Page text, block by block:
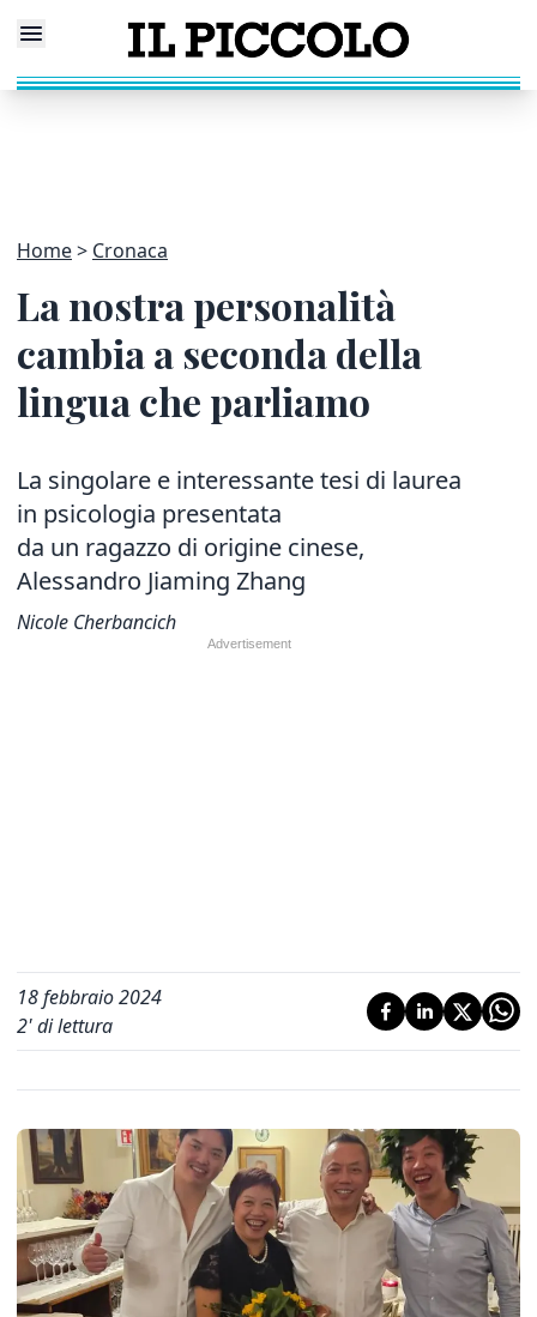
Home Cronaca
La nostra personalità
cambia a seconda della
lingua che parliamo
La singolare e interessante tesi di laurea
in psicologia presentata
da un ragazzo di origine cinese,
Alessandro Jiaming Zhang
Nicole Cherbancich
18 febbraio 2024
2' di lettura